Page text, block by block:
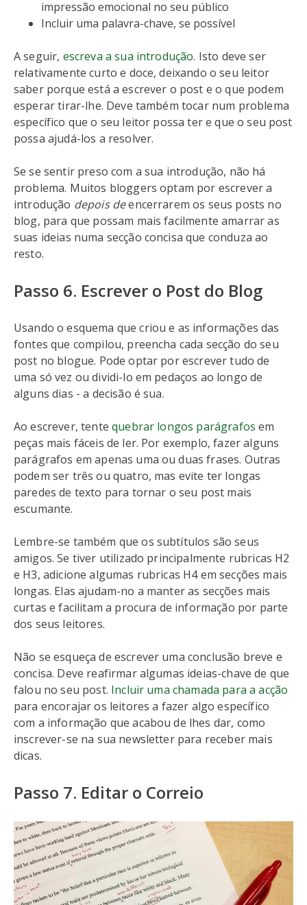
impressão emocional no seu público
Incluir uma palavra-chave, se possível
A seguir, escreva a sua introdução. Isto deve ser
relativamente curto e doce, deixando o seu leitor
saber porque está a escrever o post e o que podem
esperar tirar-lhe. Deve também tocar num problema
específico que o seu leitor possa ter e que o seu post
possa ajudá-los a resolver.
Se se sentir preso com a sua introdução, não há
problema. Muitos bloggers optam por escrever a
introdução depois deencerrarem os seus posts no
blog, para que possam mais facilmente amarrar as
suas ideias numa secção concisa que conduza ao
resto.
Passo 6. Escrever o Post do Blog
Usando o esquema que criou e as informações das
fontes que compilou, preencha cada secção do seu
post no blogue. Pode optar por escrever tudo de
uma só vez ou dividi-lo em pedaços ao longo de
alguns dias - a decisão é sua.
Ao escrever, tentequebrar longos parágrafos em
peças mais fáceis de ler. Por exemplo, fazer alguns
parágrafos em apenas uma ou duas frases. Outras
podem ser três ou quatro, mas evite ter longas
paredes de texto para tornar o seu post mais
escumante.
Lembre-se também que os subtítulos são seus
amigos. Se tiver utilizado principalmente rubricas H2
e H3, adicione algumas rubricas H4 em secções mais
longas. Elas ajudam-no a manter as secções mais
curtas e facilitam a procura de informação por parte
dos seus leitores.
Não se esqueça de escrever uma conclusão breve e
concisa. Deve reafirmar algumas ideias-chave de que
falou no seu post. Incluir uma chamada para a acção
para encorajar os leitores a fazer algo específico
com a informação que acabou de lhes dar, como
inscrever-se na sua newsletter para receber mais
dicas.
Passo 7. Editar o Correio